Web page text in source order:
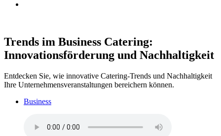
Trends im Business Catering:
Innovationsförderung und Nachhaltigkeit
Entdecken Sie, wie innovative Catering-Trends und Nachhaltigkeit
Ihre Unternehmensveranstaltungen bereichern können.
Business